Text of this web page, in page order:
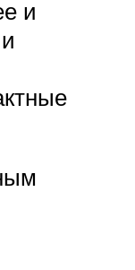
и